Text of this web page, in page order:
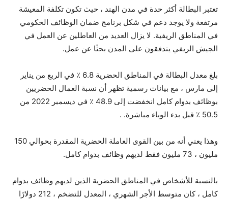
تعتبر البطالة أكثر حدة في مدن الهند ، حيث تكون تكلفة المعيشة
مرتفعة ولا يوجد دعم في شكل برنامج ضمان الوظائف الحكومي
في المناطق الريفية. لا يزال العديد من العاطلين عن العمل في
الجيش الريفي يتدفقون على المدن بحثًا عن عمل.
بلغ معدل البطالة في المناطق الحضرية 6.8 ٪ في الربع من يناير
إلى مارس ، مع بيانات رسمية تظهر أن نسبة العمال الحضريين
بوظائف بدوام كامل انخفضت إلى 48.9 ٪ في ديسمبر 2022 من
50.5 ٪ قبل بدء الوباء مباشرة. .
وهذا يعني أنه من بين القوى العاملة الحضرية المقدرة بحوالي 150
مليون ، 73 مليون فقط لديهم وظائف بدوام كامل.
بالنسبة للأشخاص في المناطق الحضرية الذين لديهم وظائف بدوام
كامل ، كان متوسط ​​الأجر الشهري ، المعدل للتضخم ، 212 دولارًا